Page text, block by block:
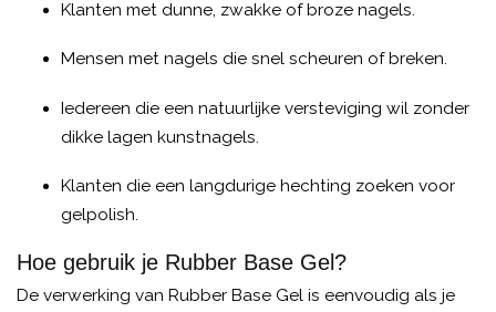
Klanten met dunne, zwakke of broze nagels.
Mensen met nagels die snel scheuren of breken.
Iedereen die een natuurlijke versteviging wil zonder
dikke lagen kunstnagels.
Klanten die een langdurige hechting zoeken voor
gelpolish.
Hoe gebruik je Rubber Base Gel?
De verwerking van Rubber Base Gel is eenvoudig als je